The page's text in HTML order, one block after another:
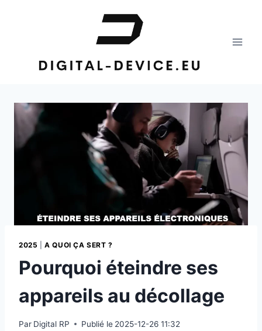
2025 |A QUOI ÇA SERT ?
Pourquoi éteindre ses
appareils au décollage
Par Digital RP Publié le 2025-12-26 11:32